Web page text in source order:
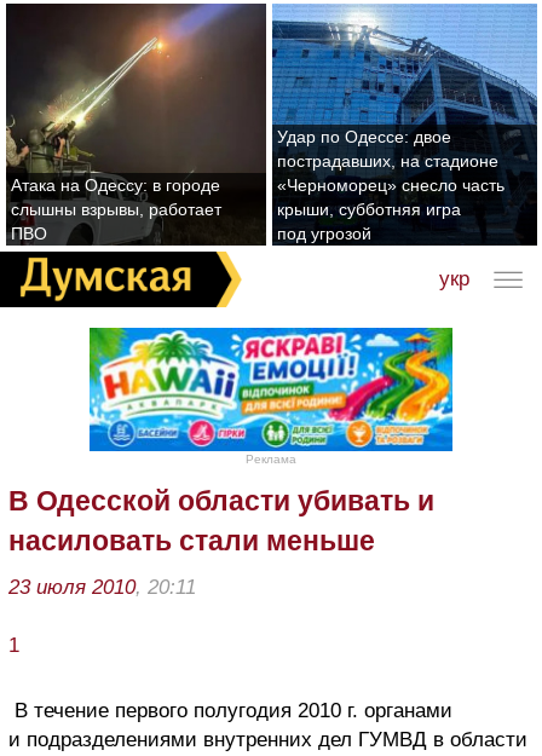
Атака на Одессу: в городе
слышны взрывы, работает
ПВО
Удар по Одессе: двое
пострадавших, на стадионе
«Черноморец» снесло часть
крыши, субботняя игра
под угрозой
укр
Реклама
В Одесской области убивать и
насиловать стали меньше
23 июля 2010, 20:11
1
В течение первого полугодия 2010 г. органами
и подразделениями внутренних дел ГУМВД в области